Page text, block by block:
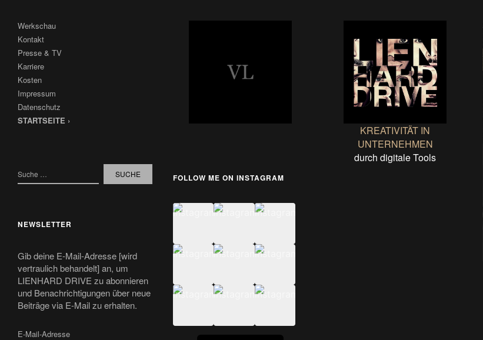
Werkschau
Kontakt
Presse & TV
Karriere
Kosten
Impressum
Datenschutz
STARTSEITE ›
NEWSLETTER
Gib deine E-Mail-Adresse [wird
vertraulich behandelt] an, um
LIENHARD DRIVE zu abonnieren
und Benachrichtigungen über neue
Beiträge via E-Mail zu erhalten.
FOLLOW ME ON INSTAGRAM
KREATIVITÄT IN
UNTERNEHMEN
durch digitale Tools